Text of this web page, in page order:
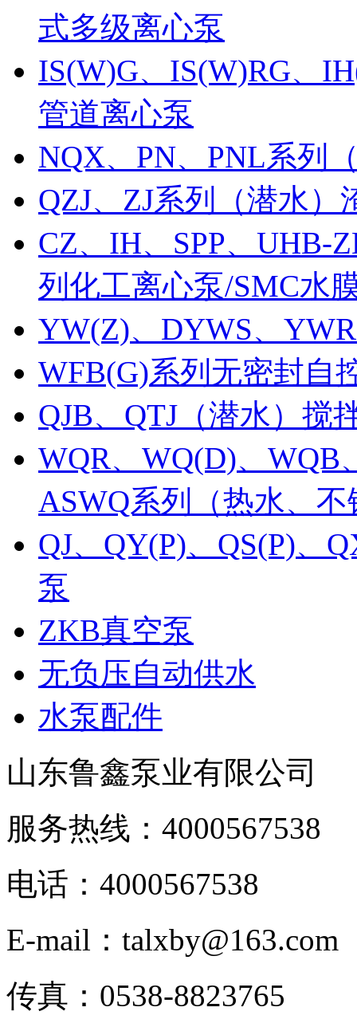
式多级离心泵
IS(W)G、IS(W)RG、
管道离心泵
NQX、PN、PNL系列
QZJ、ZJ系列（潜水）
CZ、IH、SPP、UHB-
列化工离心泵/SMC水
YW(Z)、DYWS、
WFB(G)系列无密封自
QJB、QTJ（潜水）搅
WQR、WQ(D)、WQB
ASWQ系列（热水、
QJ、QY(P)、QS(P)、
泵
ZKB真空泵
无负压自动供水
水泵配件
山东鲁鑫泵业有限公司
服务热线：4000567538
电话：4000567538
E-mail：talxby@163.com
传真：0538-8823765